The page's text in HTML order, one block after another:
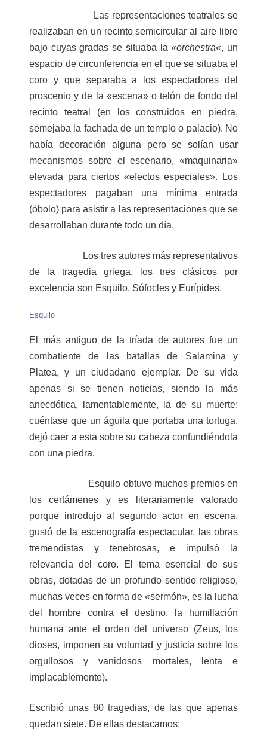
Las representaciones teatrales se
realizaban en un recinto semicircular al aire libre
bajo cuyas gradas se situaba la «orchestra«, un
espacio de circunferencia en el que se situaba el
coro y que separaba a los espectadores del
proscenio y de la «escena» o telón de fondo del
recinto teatral (en los construidos en piedra,
semejaba la fachada de un templo o palacio). No
había decoración alguna pero se solían usar
mecanismos sobre el escenario, «maquinaria»
elevada para ciertos «efectos especiales». Los
espectadores pagaban una mínima entrada
(óbolo) para asistir a las representaciones que se
desarrollaban durante todo un día.
Los tres autores más representativos
de la tragedia griega, los tres clásicos por
excelencia son Esquilo, Sófocles y Eurípides.
Esquilo
El más antiguo de la tríada de autores fue un
combatiente de las batallas de Salamina y
Platea, y un ciudadano ejemplar. De su vida
apenas si se tienen noticias, siendo la más
anecdótica, lamentablemente, la de su muerte:
cuéntase que un águila que portaba una tortuga,
dejó caer a esta sobre su cabeza confundiéndola
con una piedra.
Esquilo obtuvo muchos premios en
los certámenes y es literariamente valorado
porque introdujo al segundo actor en escena,
gustó de la escenografía espectacular, las obras
tremendistas y tenebrosas, e impulsó la
relevancia del coro. El tema esencial de sus
obras, dotadas de un profundo sentido religioso,
muchas veces en forma de «sermón», es la lucha
del hombre contra el destino, la humillación
humana ante el orden del universo (Zeus, los
dioses, imponen su voluntad y justicia sobre los
orgullosos y vanidosos mortales, lenta e
implacablemente).
Escribió unas 80 tragedias, de las que apenas
quedan siete. De ellas destacamos: